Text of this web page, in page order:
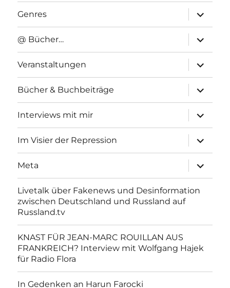
Genres
anzeigen
@ Bücher…
anzeigen
Veranstaltungen
anzeigen
Bücher & Buchbeiträge
anzeigen
Interviews mit mir
anzeigen
Im Visier der Repression
anzeigen
Meta
anzeigen
Livetalk über Fakenews und Desinformation
zwischen Deutschland und Russland auf
Russland.tv
KNAST FÜR JEAN-MARC ROUILLAN AUS
FRANKREICH? Interview mit Wolfgang Hajek
für Radio Flora
In Gedenken an Harun Farocki